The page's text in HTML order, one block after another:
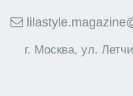
г. Москва, ул.